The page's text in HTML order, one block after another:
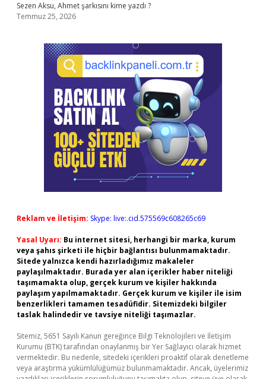
Sezen Aksu, Ahmet şarkısını kime yazdı ?
Temmuz 25, 2026
Reklam ve İletişim: Skype: live:.cid.575569c608265c69
Yasal Uyarı: Bu internet sitesi, herhangi bir marka, kurum
veya şahıs şirketi ile hiçbir bağlantısı bulunmamaktadır.
Sitede yalnızca kendi hazırladığımız makaleler
paylaşılmaktadır. Burada yer alan içerikler haber niteliği
taşımamakta olup, gerçek kurum ve kişiler hakkında
paylaşım yapılmamaktadır. Gerçek kurum ve kişiler ile isim
benzerlikleri tamamen tesadüfidir. Sitemizdeki bilgiler
taslak halindedir ve tavsiye niteliği taşımazlar.
Sitemiz, 5651 Sayılı Kanun gereğince Bilgi Teknolojileri ve İletişim
Kurumu (BTK) tarafından onaylanmış bir Yer Sağlayıcı olarak hizmet
vermektedir. Bu nedenle, sitedeki içerikleri proaktif olarak denetleme
veya araştırma yükümlülüğümüz bulunmamaktadır. Ancak, üyelerimiz